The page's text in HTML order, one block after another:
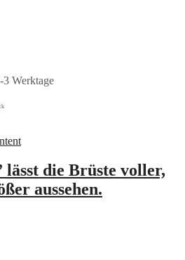
3 Werktage
lässt die Brüste voller,
aussehen.